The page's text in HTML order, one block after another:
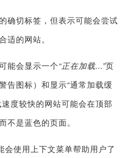
确切标签，但表示可能会尝试
适的网站。
能会显示一个“正在加载...”页
告图标）和显示“通常加载缓
度较快的网站可能会在顶部
不是蓝色的页面。
使用上下文菜单帮助用户了